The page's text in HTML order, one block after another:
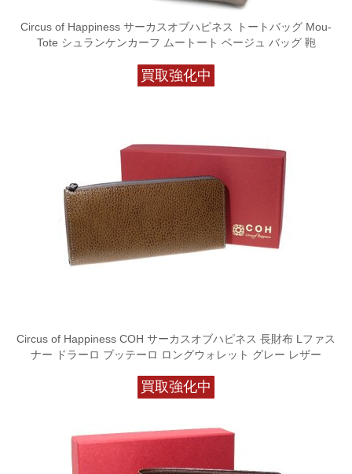
Circus of Happiness サーカスオブハピネス トートバッグ Mou-
Tote シュランケンカーフ ムートート ベージュ バッグ 鞄
買取強化中
Circus of Happiness COH サーカスオブハピネス 長財布 Lファス
ナー ドラーロ ブッテーロ ロングウォレット グレー レザー
買取強化中